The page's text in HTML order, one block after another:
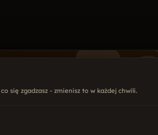
USŁUGI
się zgadzasz - zmienisz to w każdej chwili.